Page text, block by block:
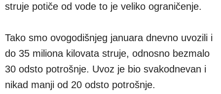
struje potiče od vode to je veliko ograničenje.
Tako smo ovogodišnjeg januara dnevno uvozili i
do 35 miliona kilovata struje, odnosno bezmalo
30 odsto potrošnje. Uvoz je bio svakodnevan i
nikad manji od 20 odsto potrošnje.